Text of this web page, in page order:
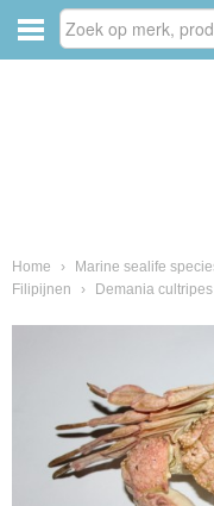
Home › Marine sealife
Filipijnen
› Demania cultripes
van fossielen en